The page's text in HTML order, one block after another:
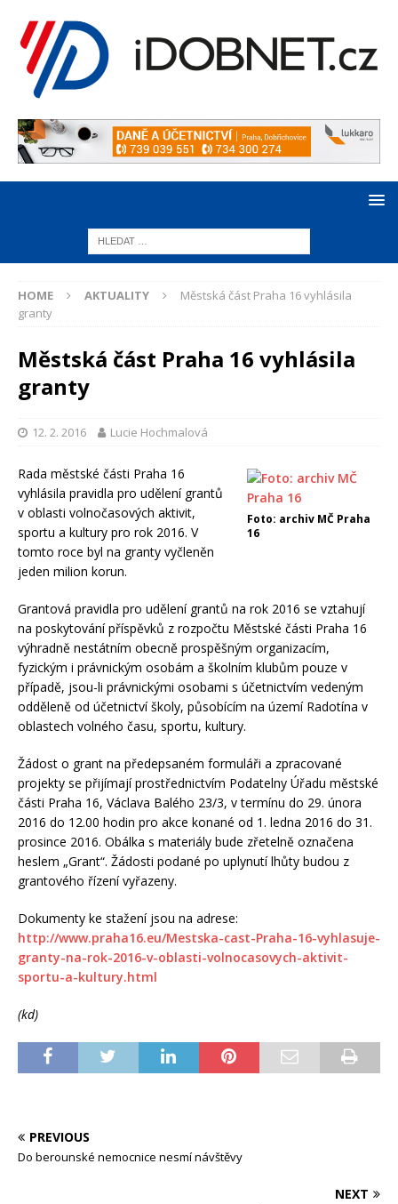
HOME AKTUALITY
Městská část Praha 16 vyhlásila
granty
Městská část Praha 16 vyhlásila
granty
12. 2. 2016 Lucie Hochmalová
Foto: archiv MČ Praha
16
Rada městské části Praha 16
vyhlásila pravidla pro udělení grantů
v oblasti volnočasových aktivit,
sportu a kultury pro rok 2016. V
tomto roce byl na granty vyčleněn
jeden milion korun.
Grantová pravidla pro udělení grantů na rok 2016 se vztahují
na poskytování příspěvků z rozpočtu Městské části Praha 16
výhradně nestátním obecně prospěšným organizacím,
fyzickým i právnickým osobám a školním klubům pouze v
případě, jsou-li právnickými osobami s účetnictvím vedeným
odděleně od účetnictví školy, působícím na území Radotína v
oblastech volného času, sportu, kultury.
Žádost o grant na předepsaném formuláři a zpracované
projekty se přijímají prostřednictvím Podatelny Úřadu městské
části Praha 16, Václava Balého 23/3, v termínu do 29. února
2016 do 12.00 hodin pro akce konané od 1. ledna 2016 do 31.
prosince 2016. Obálka s materiály bude zřetelně označena
heslem „Grant“. Žádosti podané po uplynutí lhůty budou z
grantového řízení vyřazeny.
Dokumenty ke stažení jsou na adrese:
http://www.praha16.eu/Mestska-cast-Praha-16-vyhlasuje-
granty-na-rok-2016-v-oblasti-volnocasovych-aktivit-
sportu-a-kultury.html
(kd)
PREVIOUS
Do berounské nemocnice nesmí návštěvy
NEXT